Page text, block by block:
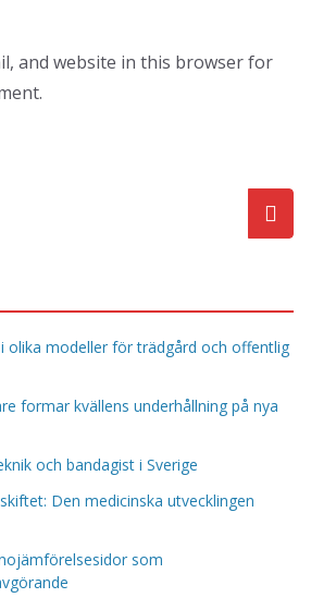
and website in this browser for
olika modeller för trädgård och offentlig
formar kvällens underhållning på nya
och bandagist i Sverige
Den medicinska utvecklingen
som